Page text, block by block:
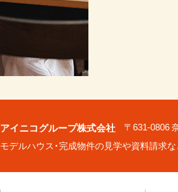
アイニコグループ株式会社
〒631-0806
モデルハウス・完成物件の見学や資料請求